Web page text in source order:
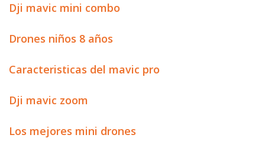
Dji mavic mini combo
Drones niños 8 años
Caracteristicas del mavic pro
Dji mavic zoom
Los mejores mini drones